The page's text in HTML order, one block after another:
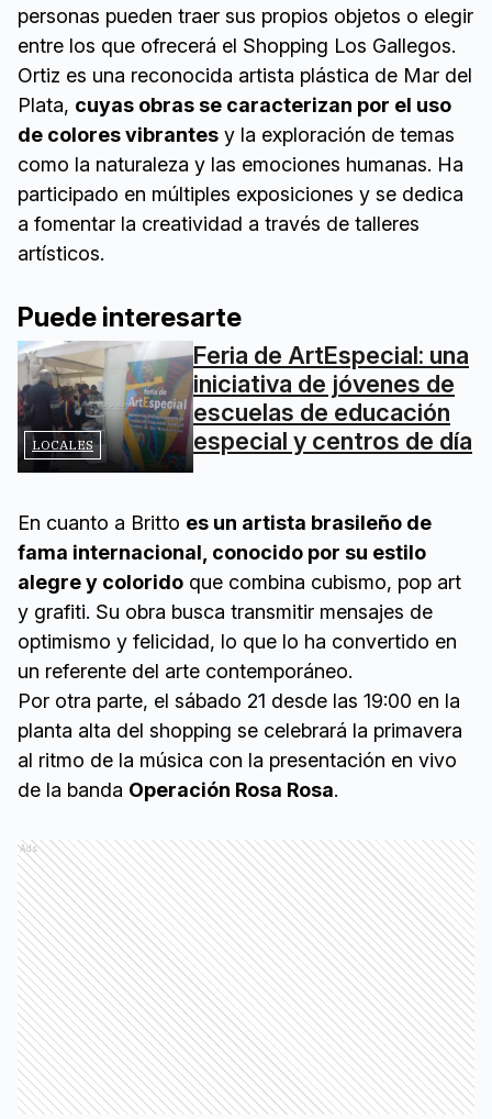
personas pueden traer sus propios objetos o elegir
entre los que ofrecerá el Shopping Los Gallegos.
Ortiz es una reconocida artista plástica de Mar del
Plata, cuyas obras se caracterizan por el uso
de colores vibrantes y la exploración de temas
como la naturaleza y las emociones humanas. Ha
participado en múltiples exposiciones y se dedica
a fomentar la creatividad a través de talleres
artísticos.
Puede interesarte
LOCALES
Feria de ArtEspecial: una
iniciativa de jóvenes de
escuelas de educación
especial y centros de día
En cuanto a Britto es un artista brasileño de
fama internacional, conocido por su estilo
alegre y colorido que combina cubismo, pop art
y grafiti. Su obra busca transmitir mensajes de
optimismo y felicidad, lo que lo ha convertido en
un referente del arte contemporáneo.
Por otra parte, el sábado 21 desde las 19:00 en la
planta alta del shopping se celebrará la primavera
al ritmo de la música con la presentación en vivo
de la banda Operación Rosa Rosa.
Ads